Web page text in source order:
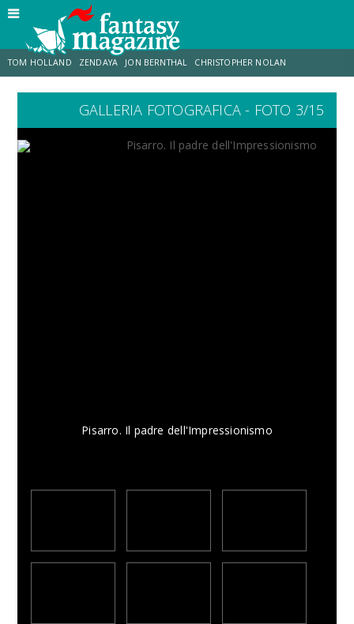
TOM HOLLAND ZENDAYA JON BERNTHAL CHRISTOPHER NOLAN
LUCCA COMICS & GAMES ODISSEA MARK RUFFALO
GALLERIA FOTOGRAFICA - FOTO 3/15
Pisarro. Il padre dell'Impressionismo